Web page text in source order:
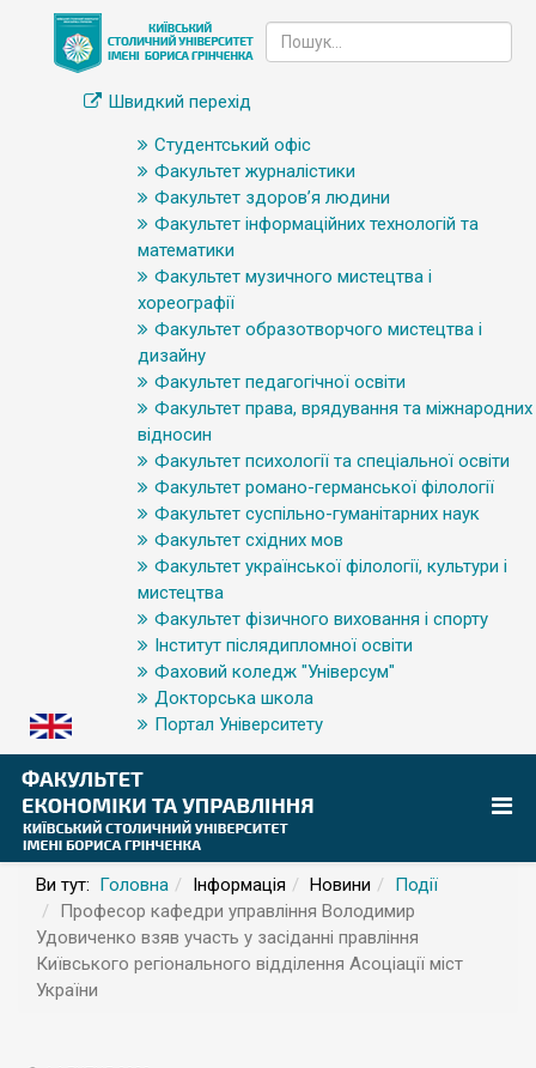
Швидкий перехід
Студентський офіс
Факультет журналістики
Факультет здоров’я людини
Факультет інформаційних технологій та
математики
Факультет музичного мистецтва і
хореографії
Факультет образотворчого мистецтва і
дизайну
Факультет педагогічної освіти
Факультет права, врядування та міжнародних
відносин
Факультет психології та спеціальної освіти
Факультет романо-германської філології
Факультет суспільно-гуманітарних наук
Факультет східних мов
Факультет української філології, культури і
мистецтва
Факультет фізичного виховання і спорту
Інститут післядипломної освіти
Фаховий коледж "Універсум"
Докторська школа
Портал Університету
Ви тут: Головна Інформація Новини
Події
Професор кафедри управління Володимир
Удовиченко взяв участь у засіданні правління
Київського регіонального відділення Асоціації міст
України